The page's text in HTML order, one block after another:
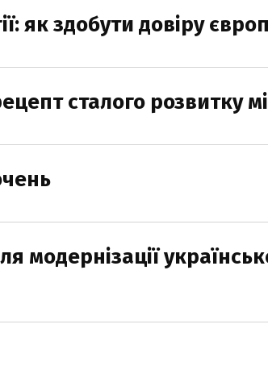
як здобути довіру
сталого розвитку
модернізації